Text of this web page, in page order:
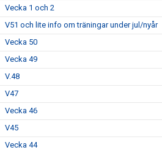
Vecka 1 och 2
V51 och lite info om träningar under jul/nyår
Vecka 50
Vecka 49
V.48
V47
Vecka 46
V45
Vecka 44